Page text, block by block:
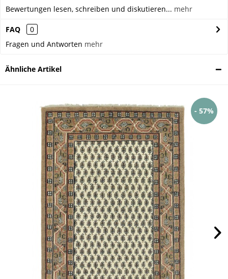
Bewertungen lesen, schreiben und diskutieren... mehr
FAQ
0
Fragen und Antworten mehr
Ähnliche Artikel
- 57%